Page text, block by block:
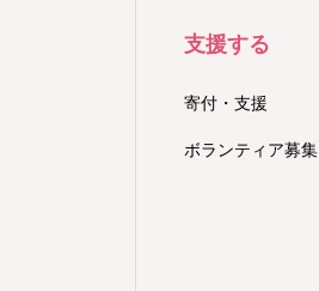
支援する
寄付・支援
ボランティア募集